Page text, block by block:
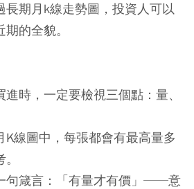
長期月k線走勢圖，投資人可以
的全貌。
時，一定要檢視三個點：量、
K線圖中，每張都會有最高量多
句箴言：「有量才有價」──意